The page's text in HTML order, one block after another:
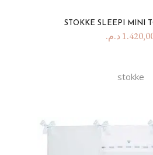
STOKKE SLEEPI MINI
د.م.
stokke